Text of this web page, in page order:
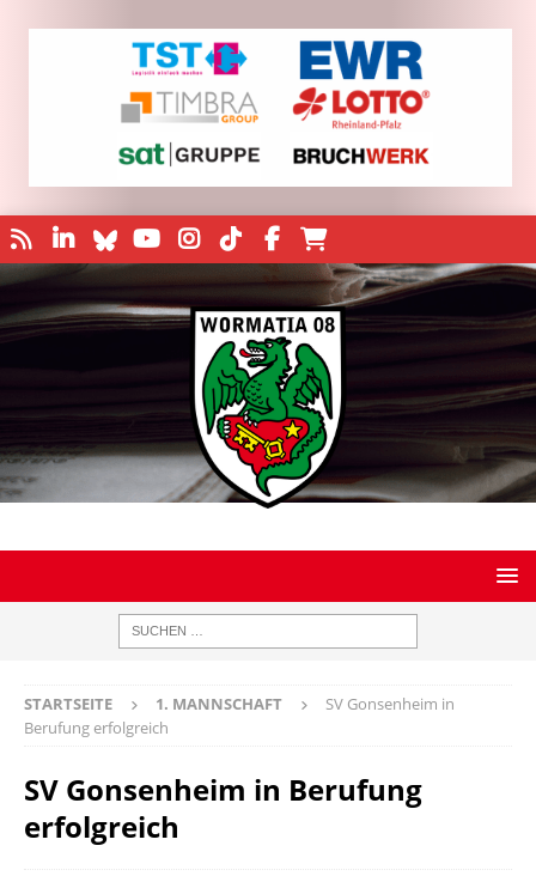
STARTSEITE 1. MANNSCHAFT
SV Gonsenheim in
Berufung erfolgreich
SV Gonsenheim in Berufung
erfolgreich